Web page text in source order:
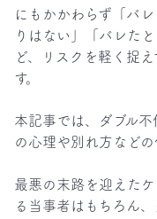
にもかかわらず「バ
りはない」「バレた
ど、リスクを軽く捉
す。
本記事では、ダブル
の心理や別れ方などの
最悪の末路を迎えた
る当事者はもちろん